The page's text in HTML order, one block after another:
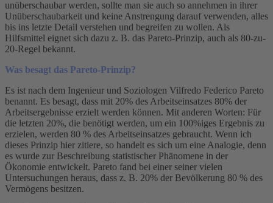
unüberschaubar werden, sollte man sie auch so annehmen in ihrer
Unüberschaubarkeit und keine Anstrengung darauf verwenden, alles
bis ins letzte Detail verstehen und begreifen zu wollen. Als
Hilfsmittel eignet sich dazu z. B. das Pareto-Prinzip, auch als 80-zu-
20-Regel bekannt.
Was besagt das Pareto-Prinzip?
Es ist nach dem Ingenieur und Soziologen Vilfredo Federico Pareto
benannt. Es besagt, dass mit 20% des Arbeitseinsatzes 80% der
Arbeitsergebnisse erzielt werden können. Mit anderen Worten: Für
die letzten 20%, die benötigt werden, um ein 100%iges Ergebnis zu
erzielen, werden 80 % des Arbeitseinsatzes gebraucht. Wenn ich
dieses Prinzip hier zitiere, so handelt es sich um eine Analogie, denn
es wurde zur Beschreibung statistischer Phänomene in der
Ökonomie entwickelt. Pareto fand bei einer seiner vielen
Untersuchungen heraus, dass z. B. 20% der Bevölkerung 80 % des
Vermögens besitzen.